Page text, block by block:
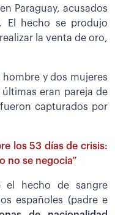
en Paraguay, acusados
El hecho se produjo
la venta de oro,
y dos mujeres
eran pareja de
capturados por
los 53 días de crisis:
no se negocia”
el hecho de sangre
españoles (padre e